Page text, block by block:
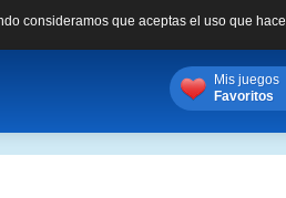
consideramos que aceptas el uso que
Mis juegos
Favoritos